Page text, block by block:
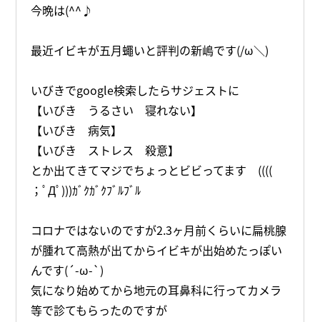
今晩は(^^♪
最近イビキが五月蠅いと評判の新嶋です(/ω＼)
いびきでgoogle検索したらサジェストに
【いびき うるさい 寝れない】
【いびき 病気】
【いびき ストレス 殺意】
とか出てきてマジでちょっとビビってます ((((
；ﾟДﾟ)))ｶﾞｸｶﾞｸﾌﾞﾙﾌﾞﾙ
コロナではないのですが2.3ヶ月前くらいに扁桃腺
が腫れて高熱が出てからイビキが出始めたっぽい
んです(´-ω-`)
気になり始めてから地元の耳鼻科に行ってカメラ
等で診てもらったのですが